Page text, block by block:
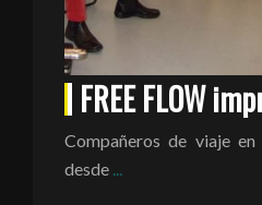
FREE FLOW
Compañeros de viaje
desde ...